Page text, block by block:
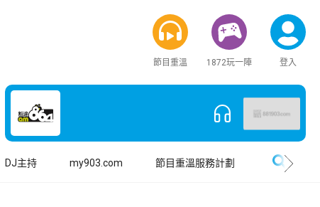
節目重溫 1872玩一陣 登入
DJ主持 my903.com 節目重溫服務計劃